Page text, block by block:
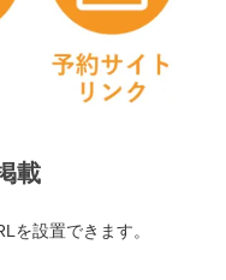
載
を設置できます。